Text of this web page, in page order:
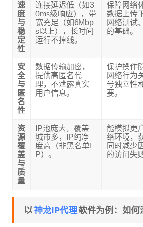
速
度
与
稳
定
性
连接延迟低（如3
0ms级响应），带
宽充足（如6Mbp
s以上），长时间
运行不掉线。
保障网络
数据上传
网络测试
的基础。
安
全
与
匿
名
性
数据传输加密，
提供高匿名代
理，不泄露真实
用户信息。
保护操作
网络行为
号独立性
要。
资
源
覆
盖
与
质
量
IP池庞大，覆盖
城市多，IP纯净
度高（非黑名单I
P）。
能模拟更
络环境，
同时减少
的访问失
以神龙IP代理软件为例：如何